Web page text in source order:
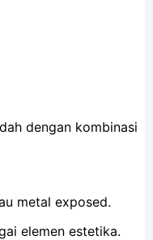
dengan kombinasi
metal exposed.
elemen estetika.